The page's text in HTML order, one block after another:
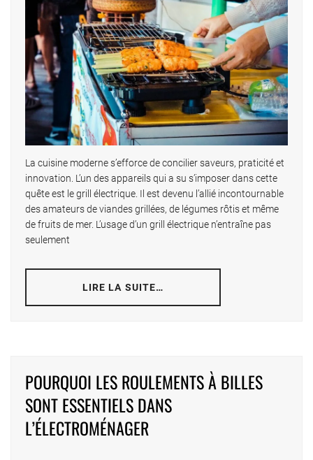
La cuisine moderne s’efforce de concilier saveurs, praticité et
innovation. L’un des appareils qui a su s’imposer dans cette
quête est le grill électrique. Il est devenu l’allié incontournable
des amateurs de viandes grillées, de légumes rôtis et même
de fruits de mer. L’usage d’un grill électrique n’entraîne pas
seulement
LIRE LA SUITE…
POURQUOI LES ROULEMENTS À BILLES
SONT ESSENTIELS DANS
L’ÉLECTROMÉNAGER